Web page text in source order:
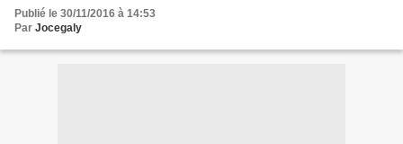
Publié le 30/11/2016 à 14:53
Par Jocegaly